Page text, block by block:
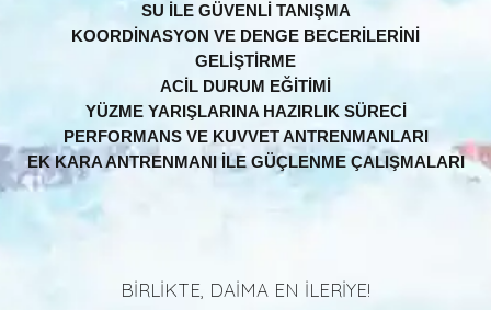
SU İLE GÜVENLİ TANIŞMA
KOORDİNASYON VE DENGE BECERİLERİNİ
GELİŞTİRME
ACİL DURUM EĞİTİMİ
YÜZME YARIŞLARINA HAZIRLIK SÜRECİ
PERFORMANS VE KUVVET ANTRENMANLARI
EK KARA ANTRENMANI İLE GÜÇLENME ÇALIŞMALARI
BİRLİKTE, DAİMA EN İLERİYE!